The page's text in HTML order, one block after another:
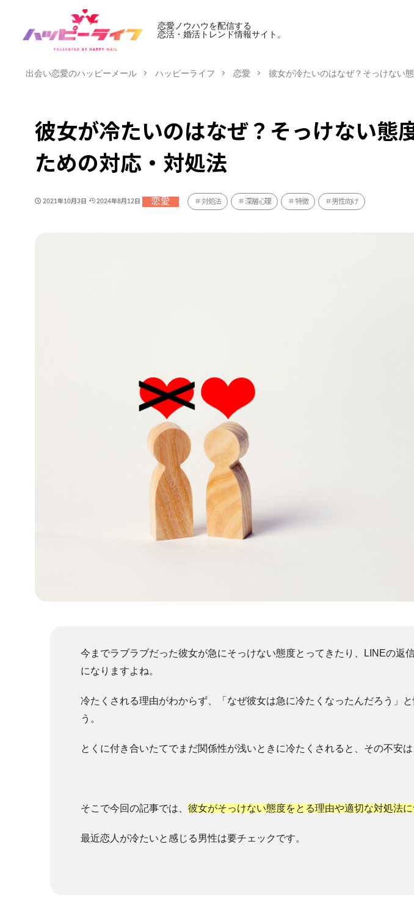
恋愛ノウハウを配信する
恋活・婚活トレンド情報サイト。
出会い恋愛のハッピーメール ハッピーライフ 恋愛 彼女が冷たいのはなぜ？そっけない
彼女が冷たいのはなぜ？そっけない態
ための対応・対処法
2021年10月3日 2024年8月12日 恋愛 対処法 深層心理 特徴 男性向け
今までラブラブだった彼女が急にそっけない態度とってきたり、LINEの返
になりますよね。
冷たくされる理由がわからず、「なぜ彼女は急に冷たくなったんだろう」
う。
とくに付き合いたてでまだ関係性が浅いときに冷たくされると、その不安は
そこで今回の記事では、 彼女がそっけない態度をとる理由や適切な対処法
最近恋人が冷たいと感じる男性は要チェックです。